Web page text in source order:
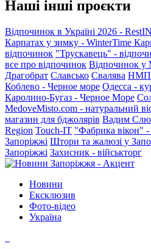
Наші інші проєкти
Відпочинок в Україні 2026 - RestIN
Карпатах у зимку - WinterTime
відпочинок "Трускавець" -
все про відпочинок Відпочинок у
Драгобрат Славсько Свалява НМП
Коблево - Черное море Одесса -
Каролино-Бугаз - Черное Море
MedoveMisto.com - натуральний
магазин для бджолярів Вадим
Region Touch-IT "Фабрика вікон" -
Запоріжжі Штори та жалюзі у
Запоріжжі Захисник - військторг
Новини
Ексклюзив
Фото-відео
Україна